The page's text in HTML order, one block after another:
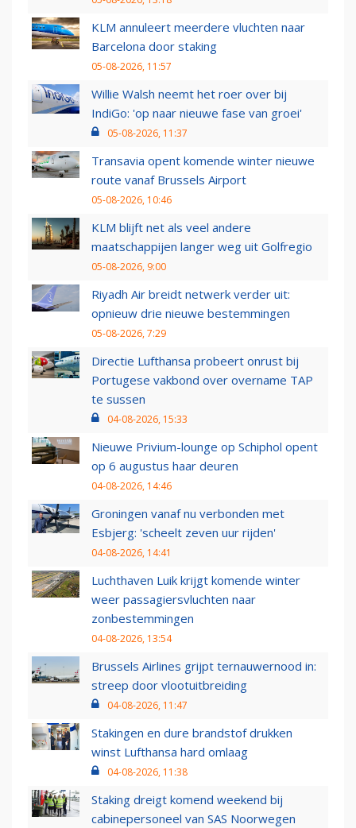
KLM annuleert meerdere vluchten naar
Barcelona door staking
05-08-2026, 11:57
Willie Walsh neemt het roer over bij
IndiGo: 'op naar nieuwe fase van groei'
05-08-2026, 11:37
Transavia opent komende winter nieuwe
route vanaf Brussels Airport
05-08-2026, 10:46
KLM blijft net als veel andere
maatschappijen langer weg uit Golfregio
05-08-2026, 9:00
Riyadh Air breidt netwerk verder uit:
opnieuw drie nieuwe bestemmingen
05-08-2026, 7:29
Directie Lufthansa probeert onrust bij
Portugese vakbond over overname TAP
te sussen
04-08-2026, 15:33
Nieuwe Privium-lounge op Schiphol opent
op 6 augustus haar deuren
04-08-2026, 14:46
Groningen vanaf nu verbonden met
Esbjerg: 'scheelt zeven uur rijden'
04-08-2026, 14:41
Luchthaven Luik krijgt komende winter
weer passagiersvluchten naar
zonbestemmingen
04-08-2026, 13:54
Brussels Airlines grijpt ternauwernood in:
streep door vlootuitbreiding
04-08-2026, 11:47
Stakingen en dure brandstof drukken
winst Lufthansa hard omlaag
04-08-2026, 11:38
Staking dreigt komend weekend bij
cabinepersoneel van SAS Noorwegen